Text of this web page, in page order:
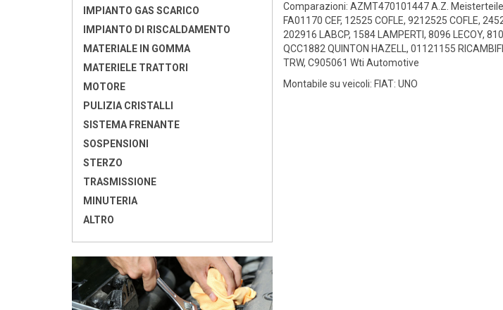
Comparazioni: AZMT470101447 A.Z.
FA01170 CEF, 12525 COFLE, 9212525 COFLE,
202916 LABCP, 1584 LAMPERTI, 8096 LECOY,
QCC1882 QUINTON HAZELL, 01121155
TRW, C905061 Wti Automotive
Montabile su veicoli: FIAT: UNO
IMPIANTO GAS SCARICO
IMPIANTO DI RISCALDAMENTO
MATERIALE IN GOMMA
MATERIELE TRATTORI
MOTORE
PULIZIA CRISTALLI
SISTEMA FRENANTE
SOSPENSIONI
STERZO
TRASMISSIONE
MINUTERIA
ALTRO